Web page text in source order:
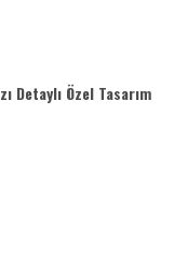
Detaylı Özel Tasarım